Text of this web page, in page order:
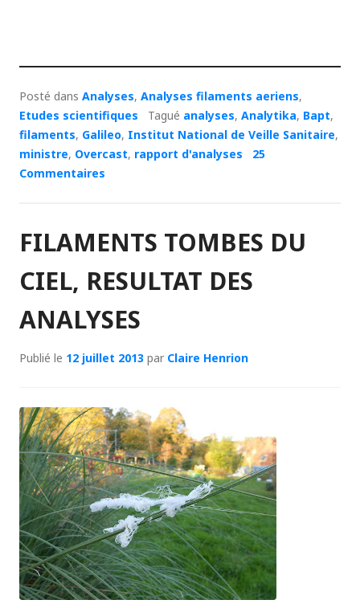
Posté dans Analyses, Analyses filaments aeriens,
Etudes scientifiques
Tagué analyses, Analytika, Bapt,
filaments, Galileo, Institut National de Veille Sanitaire,
ministre, Overcast, rapport d'analyses
25
Commentaires
FILAMENTS TOMBES DU
CIEL, RESULTAT DES
ANALYSES
Publié le 12 juillet 2013 par Claire Henrion